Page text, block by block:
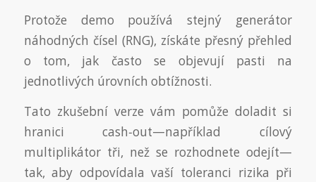
Protože demo používá stejný generátor
náhodných čísel (RNG), získáte přesný přehled
o tom, jak často se objevují pasti na
jednotlivých úrovních obtížnosti.
Tato zkušební verze vám pomůže doladit si
hranici cash‑out—například cílový
multiplikátor tři, než se rozhodnete odejít—
tak, aby odpovídala vaší toleranci rizika při